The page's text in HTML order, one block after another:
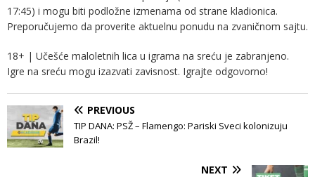
17:45) i mogu biti podložne izmenama od strane kladionica.
Preporučujemo da proverite aktuelnu ponudu na zvaničnom sajtu.
18+ | Učešće maloletnih lica u igrama na sreću je zabranjeno.
Igre na sreću mogu izazvati zavisnost. Igrajte odgovorno!
PREVIOUS
TIP DANA: PSŽ – Flamengo: Pariski Sveci kolonizuju
Brazil!
NEXT